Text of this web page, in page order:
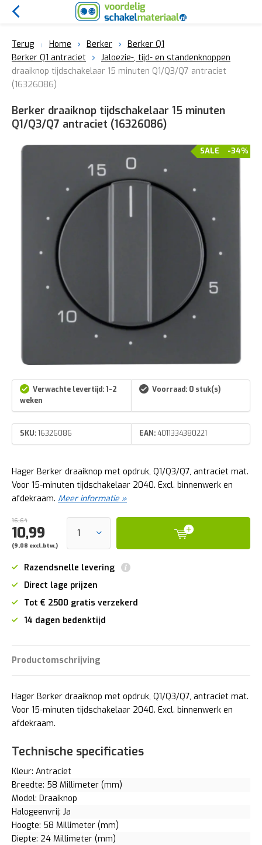
Terug Home Berker
Berker Q1
Berker Q1 antraciet
Jaloezie-, tijd- en standenknoppen
draaiknop tijdschakelaar 15 minuten Q1/Q3/Q7 antraciet
(16326086)
Berker draaiknop tijdschakelaar 15 minuten
Q1/Q3/Q7 antraciet (16326086)
-34%
SALE
Verwachte levertijd: 1-2
weken
Voorraad: 0 stuk(s)
SKU:16326086 EAN:4011334380221
Hager Berker draaiknop met opdruk, Q1/Q3/Q7, antraciet mat.
Voor 15-minuten tijdschakelaar 2040. Excl. binnenwerk en
afdekraam. Meer informatie »
16,64
10,99
(9,08 excl.btw.)
Razendsnelle levering
Direct lage prijzen
Tot € 2500 gratis verzekerd
14 dagen bedenktijd
Productomschrijving
Hager Berker draaiknop met opdruk, Q1/Q3/Q7, antraciet mat.
Voor 15-minuten tijdschakelaar 2040. Excl. binnenwerk en
afdekraam.
Technische specificaties
Kleur: Antraciet
Breedte: 58 Millimeter (mm)
Model: Draaiknop
Halogeenvrij: Ja
Hoogte: 58 Millimeter (mm)
Diepte: 24 Millimeter (mm)